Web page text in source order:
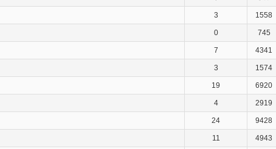
3 1558
0 745
7 4341
3 1574
19 6920
4 2919
24 9428
11 4943